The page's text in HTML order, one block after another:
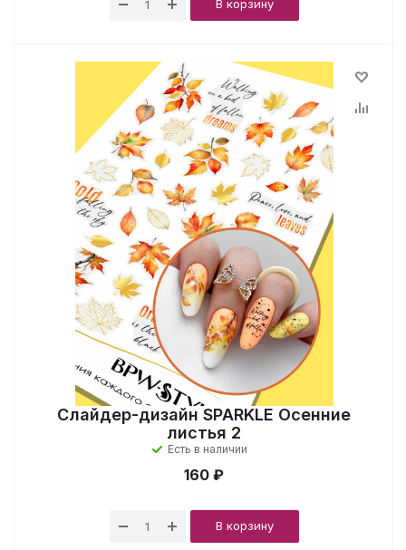
В корзину
Слайдер-дизайн SPARKLE Осенние
листья 2
Есть в наличии
160 ₽
В корзину